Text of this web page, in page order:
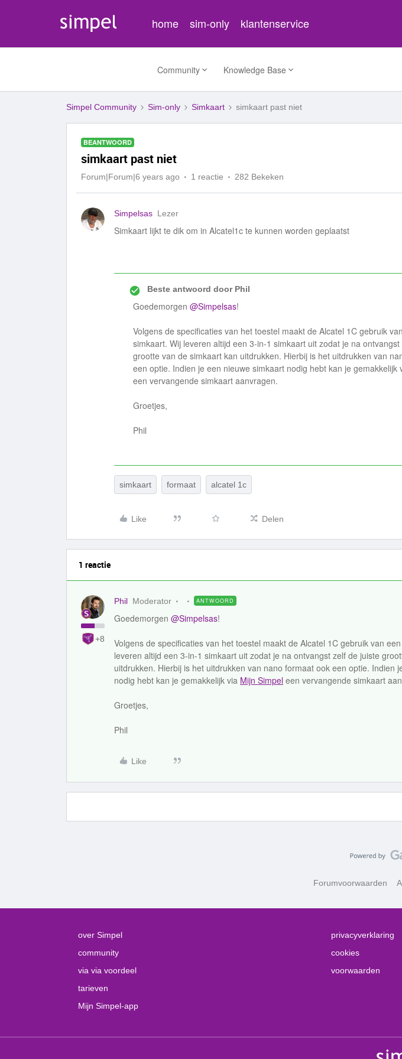
home sim-only klantenservice
Community Knowledge Base
Simpel Community Sim-only Simkaart simkaart past niet
BEANTWOORD
simkaart past niet
Forum|Forum|6 years ago 1 reactie 282 Bekeken
Simpelsas Lezer
Simkaart lijkt te dik om in Alcatel1c te kunnen worden geplaatst
Beste antwoord doorPhil
Goedemorgen @Simpelsas!
Volgens de specificaties van het toestel maakt de Alcatel 1C gebruik
simkaart. Wij leveren altijd een 3-in-1 simkaart uit zodat je na ontvangst
grootte van de simkaart kan uitdrukken. Hierbij is het uitdrukken van
een optie. Indien je een nieuwe simkaart nodig hebt kan je gemakkelijk
een vervangende simkaart aanvragen.
Groetjes,
Phil
simkaart formaat alcatel 1c
Like Delen
1 reactie
+8
Phil Moderator ANTWOORD
Goedemorgen @Simpelsas!
Volgens de specificaties van het toestel maakt de Alcatel 1C gebruik van
leveren altijd een 3-in-1 simkaart uit zodat je na ontvangst zelf de juiste
uitdrukken. Hierbij is het uitdrukken van nano formaat ook een optie. Indien
nodig hebt kan je gemakkelijk via Mijn Simpel een vervangende simkaart
Groetjes,
Phil
Like
Forumvoorwaarden
over Simpel
community
via via voordeel
tarieven
Mijn Simpel-app
privacyverklaring
cookies
voorwaarden